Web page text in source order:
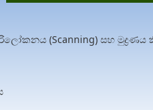
(Scanning) සහ මුද්‍රණය